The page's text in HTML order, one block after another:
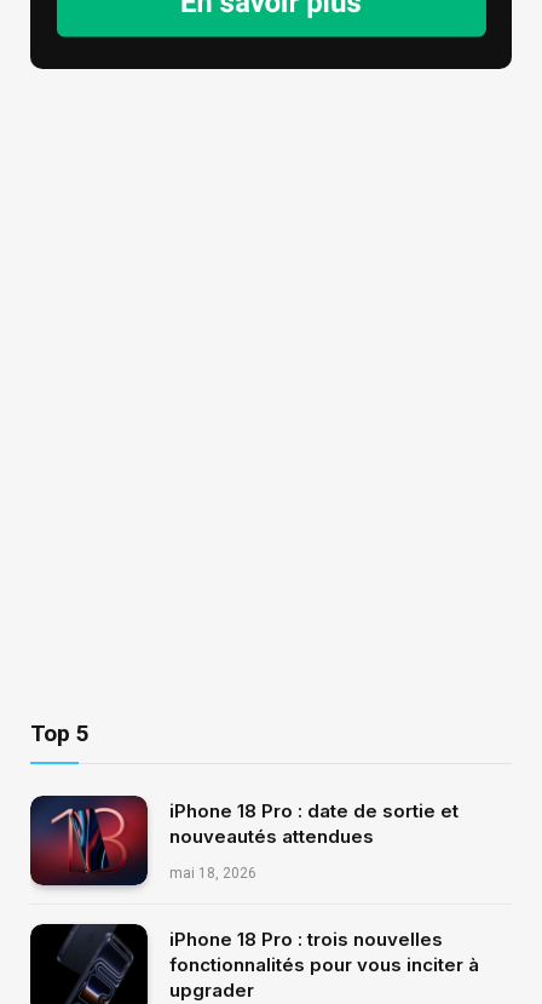
Top 5
iPhone 18 Pro : date de sortie et
nouveautés attendues
mai 18, 2026
iPhone 18 Pro : trois nouvelles
fonctionnalités pour vous inciter à
upgrader